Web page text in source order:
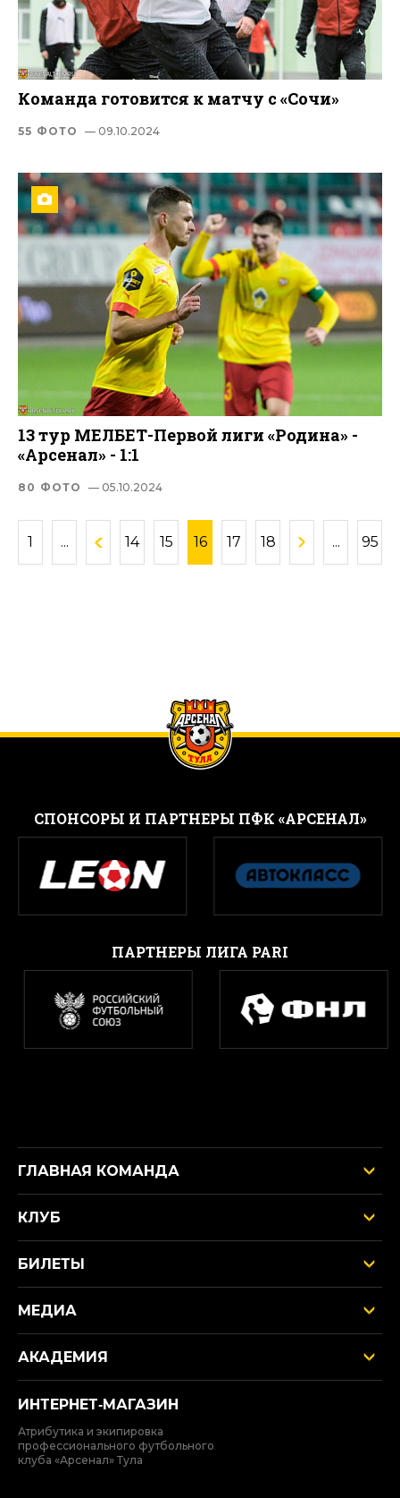
Команда готовится к матчу с «Сочи»
55 ФОТО — 09.10.2024
13 тур МЕЛБЕТ-Первой лиги «Родина» -
«Арсенал» - 1:1
80 ФОТО — 05.10.2024
1 ... 14 15 16 17 18 ... 95
CПОНСОРЫ И ПАРТНЕРЫ ПФК «АРСЕНАЛ»
ПАРТНЕРЫ ЛИГА PARI
ГЛАВНАЯ КОМАНДА
КЛУБ
БИЛЕТЫ
МЕДИА
АКАДЕМИЯ
ИНТЕРНЕТ‑МАГАЗИН
Атрибутика и экипировка
профессионального футбольного
клуба «Арсенал» Тула